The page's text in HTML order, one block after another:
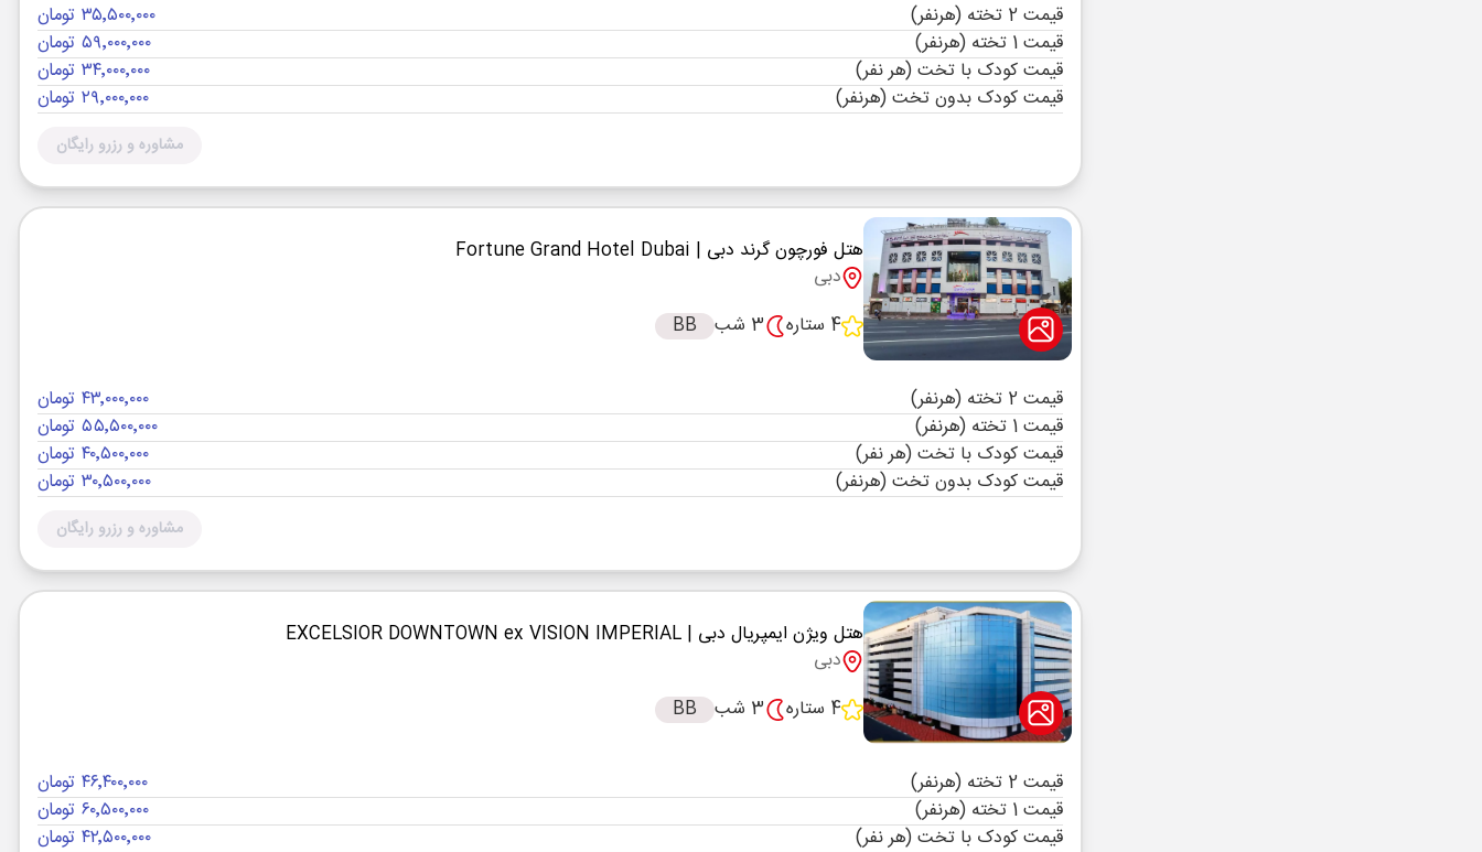
قیمت 2 تخته (هرنفر)
۳۵٬۵۰۰٬۰۰۰ تومان
قیمت 1 تخته (هرنفر)
۵۹٬۰۰۰٬۰۰۰ تومان
قیمت کودک با تخت (هر نفر)
۳۴٬۰۰۰٬۰۰۰ تومان
قیمت کودک بدون تخت (هرنفر)
۲۹٬۰۰۰٬۰۰۰ تومان
مشاوره و رزرو رایگان
هتل فورچون گرند دبی | Fortune Grand Hotel Dubai
دبی
4 ستاره
3 شب BB
قیمت 2 تخته (هرنفر)
۴۳٬۰۰۰٬۰۰۰ تومان
قیمت 1 تخته (هرنفر)
۵۵٬۵۰۰٬۰۰۰ تومان
قیمت کودک با تخت (هر نفر)
۴۰٬۵۰۰٬۰۰۰ تومان
قیمت کودک بدون تخت (هرنفر)
۳۰٬۵۰۰٬۰۰۰ تومان
مشاوره و رزرو رایگان
هتل ویژن ایمپریال دبی | EXCELSIOR DOWNTOWN ex VISION IMPERIAL
دبی
4 ستاره
3 شب BB
قیمت 2 تخته (هرنفر)
۴۶٬۴۰۰٬۰۰۰ تومان
قیمت 1 تخته (هرنفر)
۶۰٬۵۰۰٬۰۰۰ تومان
قیمت کودک با تخت (هر نفر)
۴۲٬۵۰۰٬۰۰۰ تومان